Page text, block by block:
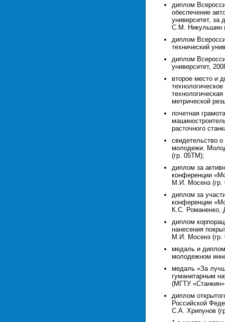
диплом
обеспечение
университет, за
С.М. Никульшин
диплом
технический
диплом
университет,
второе место и
метрической
почетная
расточного
свидетельство о
молодежи.
(гр. 05ТМ);
диплом за
конференции
М.И. Мосенз (гр.
диплом за
конференции
К.С. Романенко,
диплом
нанесения
М.И. Мосенз (гр.
медаль и диплом
молодежном
медаль «За
гуманитарным
(МГТУ
диплом
Российской
С.А. Хрипунов